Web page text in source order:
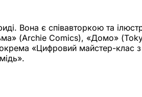
Вона є співавторкою та
(Archie Comics), «Домо»
«Цифровий майстер-